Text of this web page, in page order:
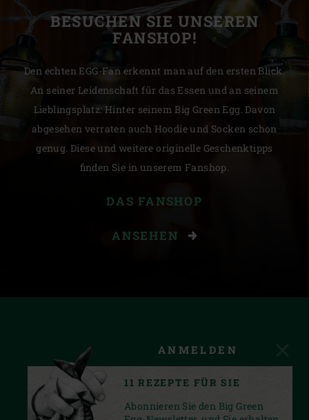
BESUCHEN SIE UNSEREN
FANSHOP!
Den echten EGG-Fan erkennt man auf den ersten Blick.
An seiner Leidenschaft für das Essen und an seinem
Lieblingsplatz: Hinter seinem Big Green Egg. Davon
abgesehen verraten auch Hoodie und Socken schon
genug. Diese und weitere originelle Geschenktipps
finden Sie in unserem Fanshop.
DAS FANSHOP
ANSEHEN
ANMELDEN
11 REZEPTE FÜR SIE
Abonnieren Sie den Big Green